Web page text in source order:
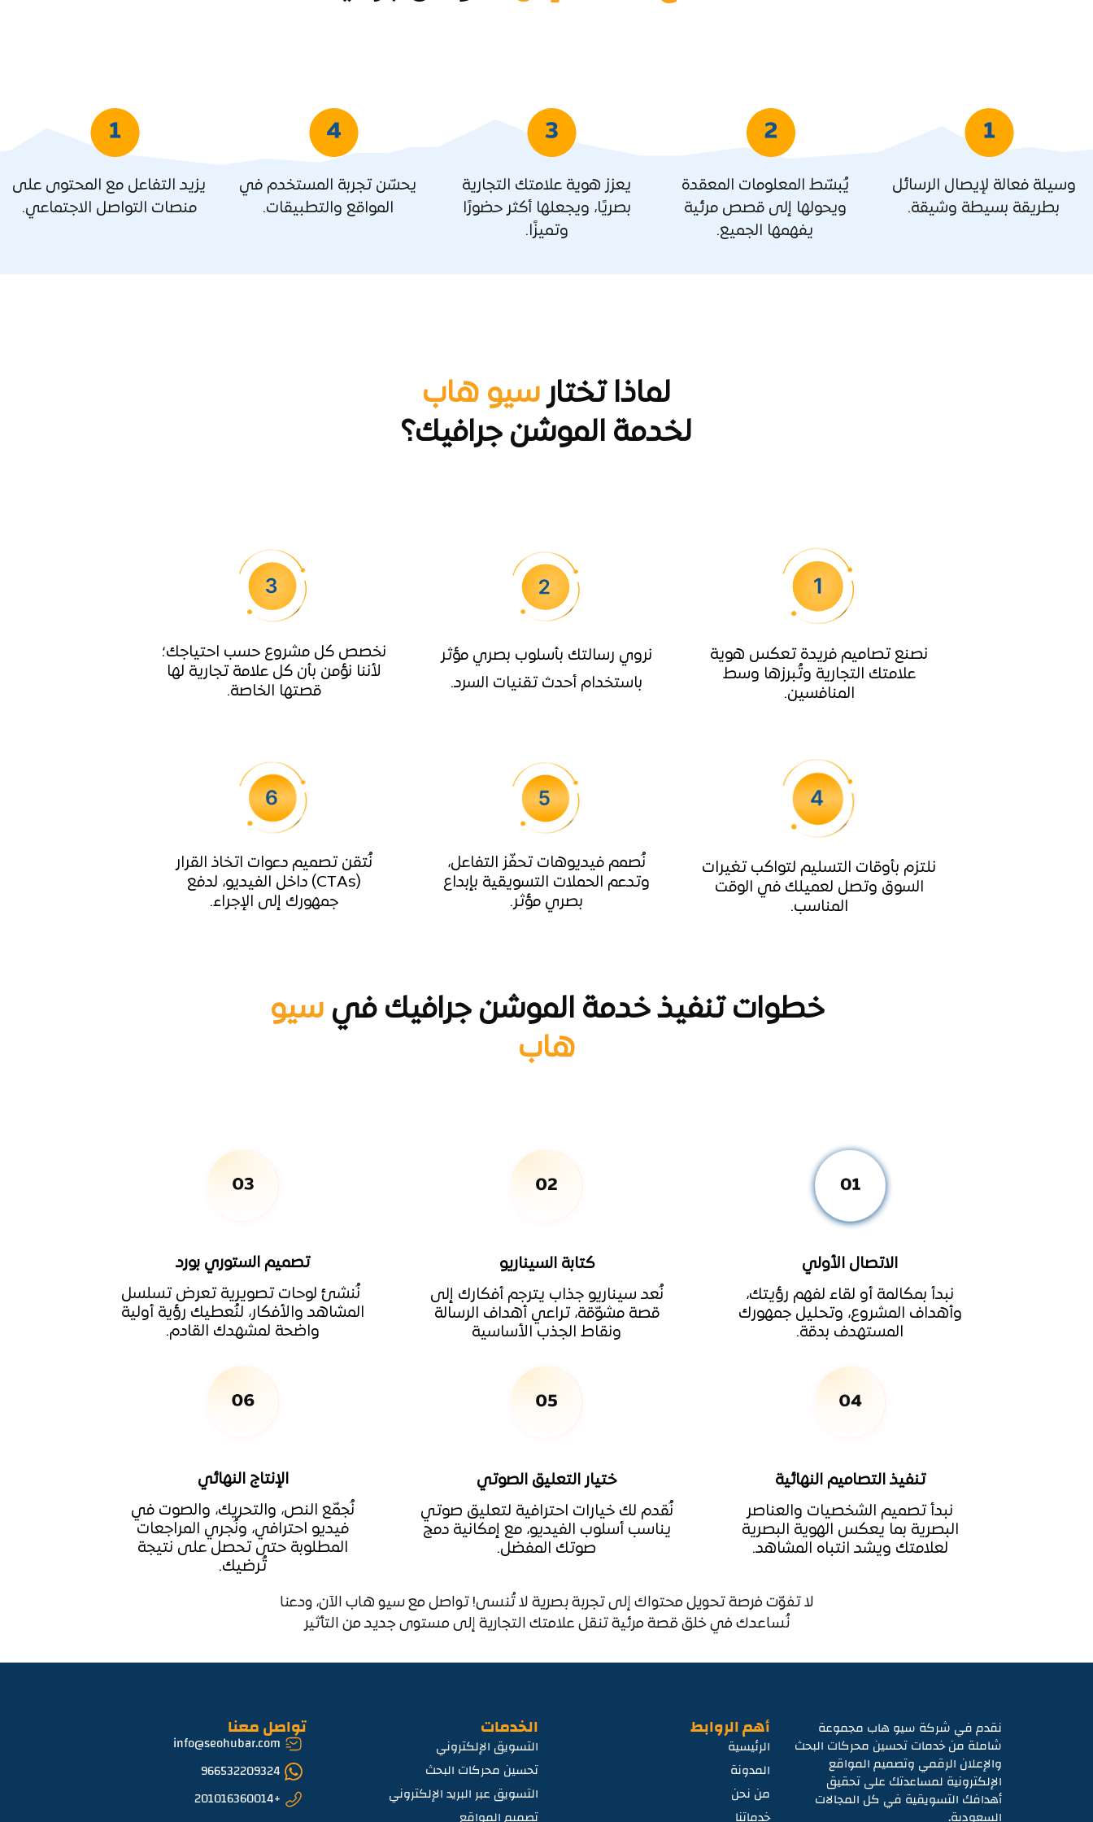
وسيلة فعالة لإيصال الرسائل
بطريقة بسيطة وشيقة.
يُبسّط المعلومات المعقدة
ويحولها إلى قصص مرئية
يفهمها الجميع.
يعزز هوية علامتك التجارية
بصريًا، ويجعلها أكثر حضورًا
وتميزًا.
يحسّن تجربة المستخدم في
المواقع والتطبيقات.
يزيد التفاعل مع المحتوى على
منصات التواصل الاجتماعي.
لماذا تختارسيو هاب
لخدمة الموشن جرافيك؟
نصنع تصاميم فريدة تعكس هوية
علامتك التجارية وتُبرزها وسط
المنافسين.
نروي رسالتك بأسلوب بصري مؤثر
باستخدام أحدث تقنيات السرد.
نخصص كل مشروع حسب احتياجك؛
لأننا نؤمن بأن كل علامة تجارية لها
قصتها الخاصة.
نلتزم بأوقات التسليم لتواكب تغيرات
السوق وتصل لعميلك في الوقت
المناسب.
نُصمم فيديوهات تحفّز التفاعل،
وتدعم الحملات التسويقية بإبداع
بصري مؤثر.
نُتقن تصميم دعوات اتخاذ القرار
(CTAs) داخل الفيديو، لدفع
جمهورك إلى الإجراء.
خطوات تنفيذ خدمة الموشن جرافيك فيسيو
هاب
الاتصال الأولي
نبدأ بمكالمة أو لقاء لفهم رؤيتك،
وأهداف المشروع، وتحليل جمهورك
المستهدف بدقة.
كتابة السيناريو
نُعد سيناريو جذاب يترجم أفكارك إلى
قصة مشوّقة، تراعي أهداف الرسالة
ونقاط الجذب الأساسية
تصميم الستوري بورد
نُنشئ لوحات تصويرية تعرض تسلسل
المشاهد والأفكار، لنُعطيك رؤية أولية
واضحة لمشهدك القادم.
تنفيذ التصاميم النهائية
نبدأ تصميم الشخصيات والعناصر
البصرية بما يعكس الهوية البصرية
لعلامتك ويشد انتباه المشاهد.
ختيار التعليق الصوتي
نُقدم لك خيارات احترافية لتعليق صوتي
يناسب أسلوب الفيديو، مع إمكانية دمج
صوتك المفضل.
الإنتاج النهائي
نُجمّع النص، والتحريك، والصوت في
فيديو احترافي، ونُجري المراجعات
المطلوبة حتى تحصل على نتيجة
تُرضيك.
لا تفوّت فرصة تحويل محتواك إلى تجربة بصرية لا تُنسى! تواصل مع سيو هاب الآن، ودعنا
نُساعدك في خلق قصة مرئية تنقل علامتك التجارية إلى مستوى جديد من التأثير
نقدم في شركة سيو هاب مجموعة
شاملة من خدمات تحسين محركات البحث
والإعلان الرقمي وتصميم المواقع
الإلكترونية لمساعدتك على تحقيق
أهدافك التسويقية في كل المجالات
السعودية.
أهم الروابط
الرئيسية
المدونة
من نحن
خدماتنا
الخدمات
التسويق الإلكتروني
تحسين محركات البحث
التسويق عبر البريد الإلكتروني
تصميم المواقع
تواصل معنا
info@seohubar.com
966532209324
+201016360014